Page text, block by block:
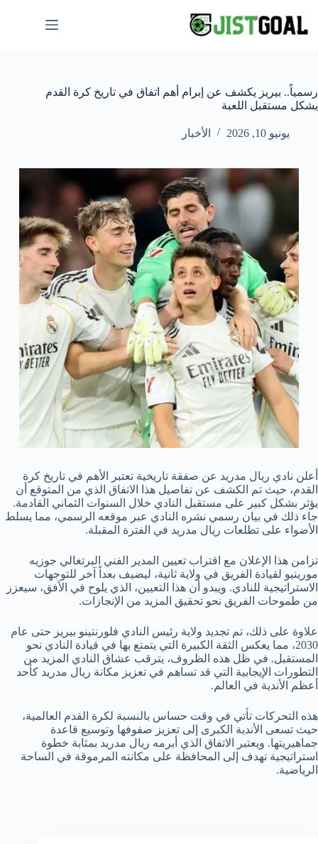
المحتوى
رسمياً.. بيريز يكشف عن إبرام أهم اتفاق في تاريخ كرة القدم
يشكل مستقبل اللعبة
يونيو 10, 2026 الأخبار
أعلن نادي ريال مدريد عن صفقة تاريخية تعتبر الأهم في تاريخ كرة
القدم، حيث تم الكشف عن تفاصيل هذا الاتفاق الذي من المتوقع أن
يؤثر بشكل كبير على مستقبل النادي خلال السنوات الثماني القادمة.
جاء ذلك في بيان رسمي نشره النادي عبر موقعه الرسمي، مما يسلط
الأضواء على تطلعات ريال مدريد في الفترة المقبلة.
تزامن هذا الإعلان مع اقتراب تعيين المدير الفني البرتغالي جوزيه
مورينيو لقيادة الفريق في ولاية ثانية، ليضيف بعداً آخر للتوجهات
الاستراتيجية للنادي. ويبدو أن هذا التعيين، الذي يلوح في الأفق، سيعزز
من طموحات الفريق نحو تحقيق المزيد من الإنجازات.
علاوة على ذلك، تم تجديد ولاية رئيس النادي فلورنتينو بيريز حتى عام
2030، مما يعكس الثقة الكبيرة التي يتمتع بها في قيادة النادي نحو
المستقبل. في ظل هذه الظروف، يترقب عشاق النادي المزيد من
التطورات الإيجابية التي قد تساهم في تعزيز مكانة ريال مدريد كأحد
أعظم الأندية في العالم.
هذه التحركات تأتي في وقت حساس بالنسبة لكرة القدم العالمية،
حيث تسعى الأندية الكبرى إلى تعزيز صفوفها وتوسيع قاعدة
جماهيريتها. ويعتبر الاتفاق الذي أبرمه ريال مدريد بمثابة خطوة
استراتيجية تهدف إلى المحافظة على مكانته المرموقة في الساحة
الرياضية.